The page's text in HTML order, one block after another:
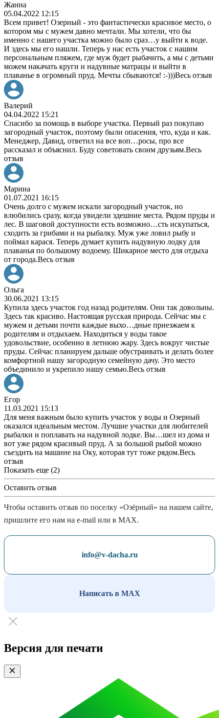
Жанна
05.04.2022 12:15
Всем привет! Озерный - это фантастически красивое место, о
котором мы с мужем давно мечтали. Мы хотели, что бы
именно с нашего участка можно было сраз…у выйти к воде.
И здесь мы его нашли. Теперь у нас есть участок с нашим
персональным пляжем, где муж будет рыбачить, а мы с детьми
можем накачать круги и надувные матрацы и выйти в
плаванье в огромный пруд. Мечты сбываются! :-)))Весь отзыв
Валерий
04.04.2022 15:21
Спасибо за помощь в выборе участка. Первый раз покупаю
загородный участок, поэтому были опасения, что, куда и как.
Менеджер, Давид, ответил на все воп…росы, про все
рассказал и объяснил. Буду советовать своим друзьям.Весь
отзыв
Марина
01.07.2021 16:15
Очень долго с мужем искали загородный участок, но
влюбились сразу, когда увидели здешние места. Рядом пруды и
лес. В шаговой доступности есть возможно…сть искупаться,
сходить за грибами и на рыбалку. Муж уже ловил рыбу и
поймал карася. Теперь думает купить надувную лодку для
плаванья по большому водоему. Шикарное место для отдыха
от города.Весь отзыв
Ольга
30.06.2021 13:15
Купила здесь участок год назад родителям. Они так довольны.
Здесь так красиво. Настоящая русская природа. Сейчас мы с
мужем и детьми почти каждые выхо…дные приезжаем к
родителям и отдыхаем. Находиться у воды такое
удовольствие, особенно в летнюю жару. Здесь вокруг чистые
пруды. Сейчас планируем дальше обустраивать и делать более
комфортной нашу загородную семейную дачу. Это место
объединило и укрепило нашу семью.Весь отзыв
Егор
11.03.2021 15:13
Для меня важным было купить участок у воды и Озерный
оказался идеальным местом. Лучшие участки для любителей
рыбалки и поплавать на надувной лодке. Вы…шел из дома и
вот уже рядом красивый пруд. А за большой рыбой можно
съездить на машине на Оку, которая тут тоже рядом.Весь
отзыв
Показать еще (2)
Оставить отзыв
Чтобы оставить отзыв по поселку «Озёрный» на нашем сайте,
пришлите его нам на e-mail или в MAX.
info@v-dacha.ru
Написать в MAX
Версия для печати